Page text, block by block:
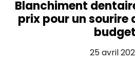
Blanchiment
prix pour un sourire
budget
25 avril